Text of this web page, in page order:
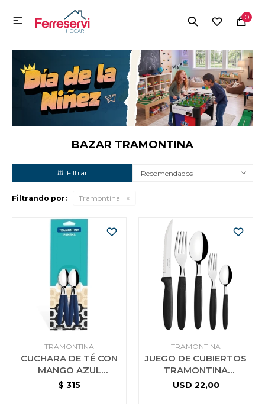
0

BAZAR TRAMONTINA
Recomendados
Filtrando por: Tramontina
TRAMONTINA
CUCHARA DE TÉ CON
MANGO AZUL
TRAMONTINA
$ 315
TRAMONTINA
JUEGO DE CUBIERTOS
TRAMONTINA
IPANEMA 30 PZAS
USD 22,00
MI CUENTA
Menú Herramientas y Construcción Electrodomésticos
Herramientas y Construcción
Electrodomésticos
Tecnología
Deportes
Jardín y Aire Libre
Mascotas